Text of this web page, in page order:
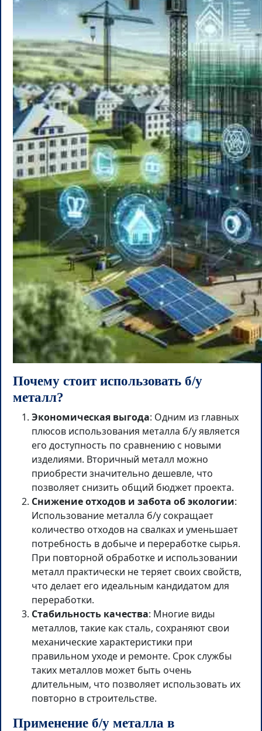
Почему стоит использовать б/у
металл?
Экономическая выгода: Одним из главных
плюсов использования металла б/у является
его доступность по сравнению с новыми
изделиями. Вторичный металл можно
приобрести значительно дешевле, что
позволяет снизить общий бюджет проекта.
Снижение отходов и забота об экологии:
Использование металла б/у сокращает
количество отходов на свалках и уменьшает
потребность в добыче и переработке сырья.
При повторной обработке и использовании
металл практически не теряет своих свойств,
что делает его идеальным кандидатом для
переработки.
Стабильность качества: Многие виды
металлов, такие как сталь, сохраняют свои
механические характеристики при
правильном уходе и ремонте. Срок службы
таких металлов может быть очень
длительным, что позволяет использовать их
повторно в строительстве.
Применение б/у металла в